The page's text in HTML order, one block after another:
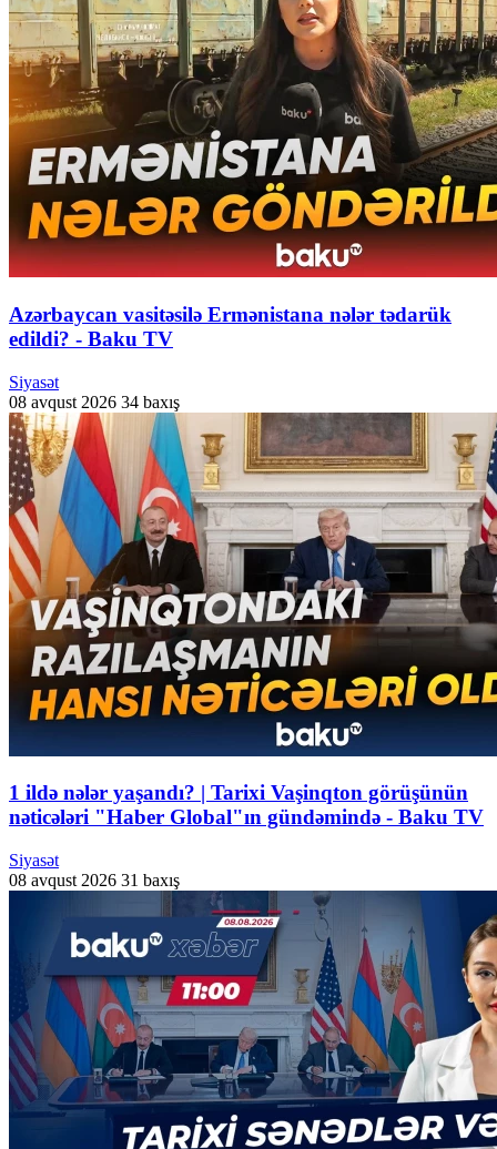
Azərbaycan vasitəsilə Ermənistana nələr tədarük
edildi? - Baku TV
Siyasət
08 avqust 2026 34 baxış
1 ildə nələr yaşandı? | Tarixi Vaşinqton görüşünün
nəticələri "Haber Global"ın gündəmində - Baku TV
Siyasət
08 avqust 2026 31 baxış